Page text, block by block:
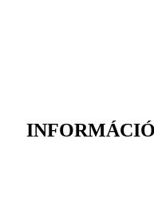
INFORMÁCIÓ